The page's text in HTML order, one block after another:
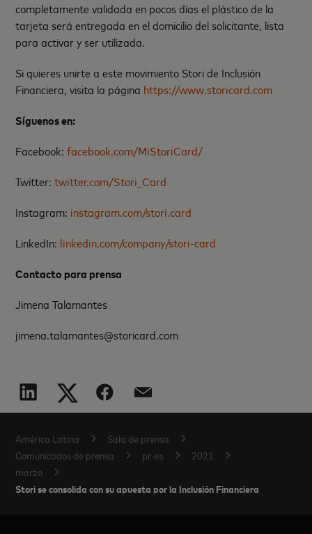
completamente validada en pocos días el plástico de la
tarjeta será entregada en el domicilio del solicitante, lista
para activar y ser utilizada.
Si quieres unirte a este movimiento Stori de Inclusión
Financiera, visita la página https://www.storicard.com
Síguenos en:
Facebook:facebook.com/MiStoriCard/
Twitter:twitter.com/Stori_Card
Instagram: instagram.com/stori.card
LinkedIn: linkedin.com/company/stori-card
Contacto para prensa
Jimena Talamantes
jimena.talamantes@storicard.com
América Latina
Sala de prensa
Comunicados de prensa
pr-es
2021
marzo
Stori se consolida con su apuesta por la Inclusión Financiera